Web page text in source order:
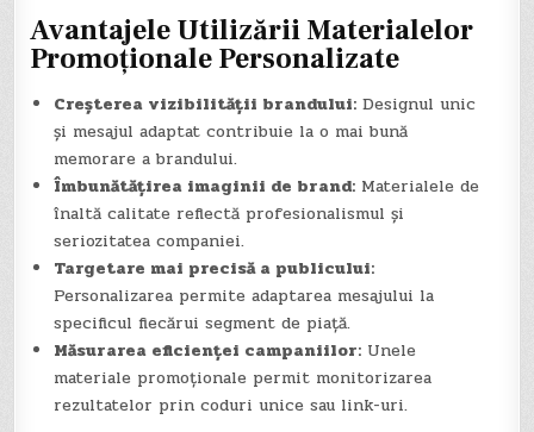
Avantajele Utilizării Materialelor
Promoționale Personalizate
Creșterea vizibilității brandului: Designul unic
și mesajul adaptat contribuie la o mai bună
memorare a brandului.
Îmbunătățirea imaginii de brand: Materialele de
înaltă calitate reflectă profesionalismul și
seriozitatea companiei.
Targetare mai precisă a publicului:
Personalizarea permite adaptarea mesajului la
specificul fiecărui segment de piață.
Măsurarea eficienței campaniilor: Unele
materiale promoționale permit monitorizarea
rezultatelor prin coduri unice sau link-uri.